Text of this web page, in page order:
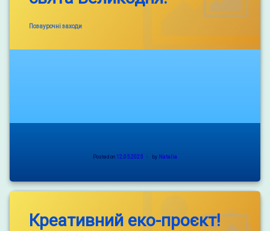
Categories:
Позаурочні заходи
Posted on 12.05.2025 by Natalia
Креативний еко-проєкт!